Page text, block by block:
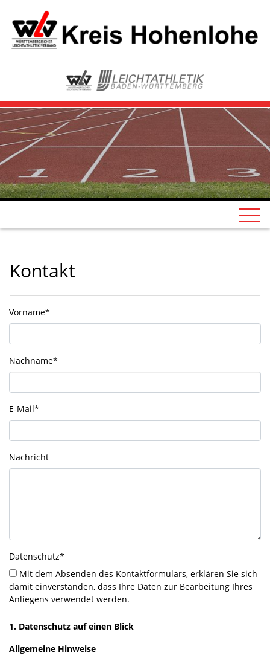
Kontakt
Vorname*
Nachname*
E-Mail*
Nachricht
Datenschutz*
damit einverstanden, dass Ihre Daten zur Bearbeitung Ihres
Anliegens verwendet werden.
1. Datenschutz auf einen Blick
Allgemeine Hinweise